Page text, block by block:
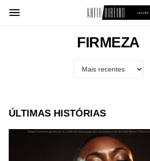
para
FIRMEZA
ÚLTIMAS HISTÓRIAS